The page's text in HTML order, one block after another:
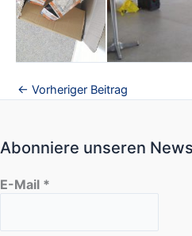
← Vorheriger Beitrag
Abonniere unseren
E-Mail *